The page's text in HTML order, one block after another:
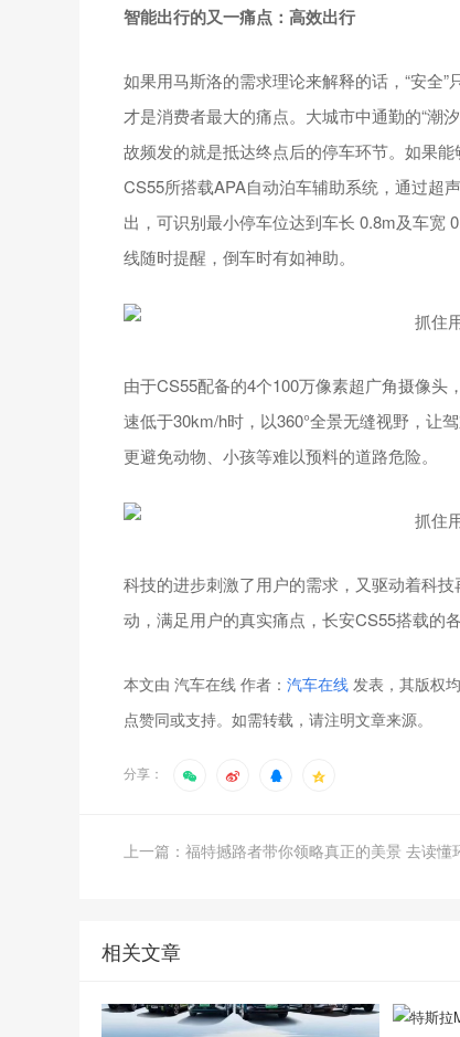
智能出行的又一痛点：高效出行
如果用马斯洛的需求理论来解释的话，“安全
才是消费者最大的痛点。大城市中通勤的“潮
故频发的就是抵达终点后的停车环节。如果
CS55所搭载APA自动泊车辅助系统，通过超
出，可识别最小停车位达到车长 0.8m及车宽
线随时提醒，倒车时有如神助。
由于CS55配备的4个100万像素超广角摄像
速低于30km/h时，以360°全景无缝视野，让
更避免动物、小孩等难以预料的道路危险。
科技的进步刺激了用户的需求，又驱动着科
动，满足用户的真实痛点，长安CS55搭载的
本文由 汽车在线 作者： 汽车在线 发表，其版权
点赞同或支持。如需转载，请注明文章来源。
分享：
相关文章